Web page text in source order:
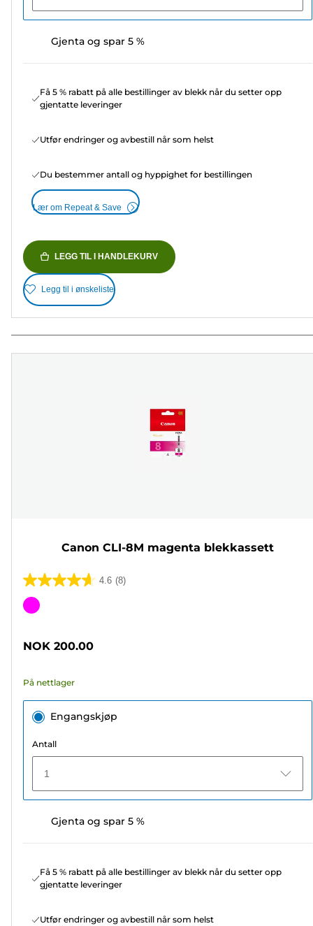
Gjenta og spar 5 %
Få 5 % rabatt på alle bestillinger av blekk når du setter opp
gjentatte leveringer
Utfør endringer og avbestill når som helst
Du bestemmer antall og hyppighet for bestillingen
Lær om Repeat & Save
LEGG TIL I HANDLEKURV
Legg til i ønskeliste
Canon CLI-8M magenta blekkassett
4.6 (8)
4.6
av
Fargekassett
NOK 200.00
På nettlager
Engangskjøp
Antall
1
Gjenta og spar 5 %
Få 5 % rabatt på alle bestillinger av blekk når du setter opp
gjentatte leveringer
Utfør endringer og avbestill når som helst